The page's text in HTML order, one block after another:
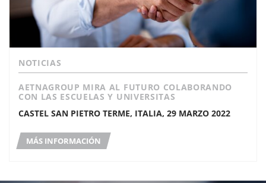
NOTICIAS
AETNAGROUP MIRA AL FUTURO COLABORANDO
CON LAS ESCUELAS Y UNIVERSITAS
CASTEL SAN PIETRO TERME, ITALIA, 29 MARZO 2022
MÁS INFORMACIÓN